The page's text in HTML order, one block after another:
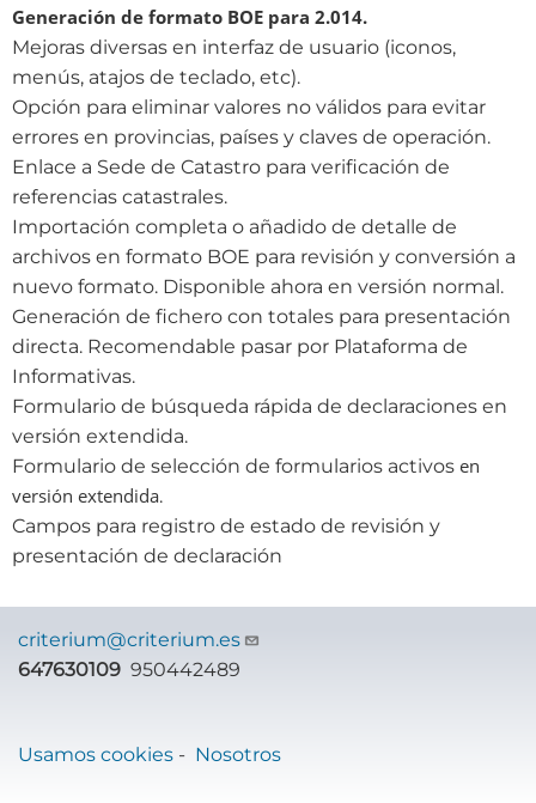
Generación de formato BOE para 2.014.
Mejoras diversas en interfaz de usuario (iconos,
menús, atajos de teclado, etc).
Opción para eliminar valores no válidos para evitar
errores en provincias, países y claves de operación.
Enlace a Sede de Catastro para verificación de
referencias catastrales.
Importación completa o añadido de detalle de
archivos en formato BOE para revisión y conversión a
nuevo formato. Disponible ahora en versión normal.
Generación de fichero con totales para presentación
directa. Recomendable pasar por Plataforma de
Informativas.
Formulario de búsqueda rápida de declaraciones en
versión extendida.
Formulario de selección de formularios activos en
versión extendida.
Campos para registro de estado de revisión y
presentación de declaración
criterium@criterium.es
647630109 950442489
Usamos cookies - Nosotros